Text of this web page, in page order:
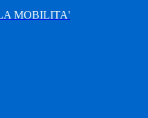
MOBILITA'